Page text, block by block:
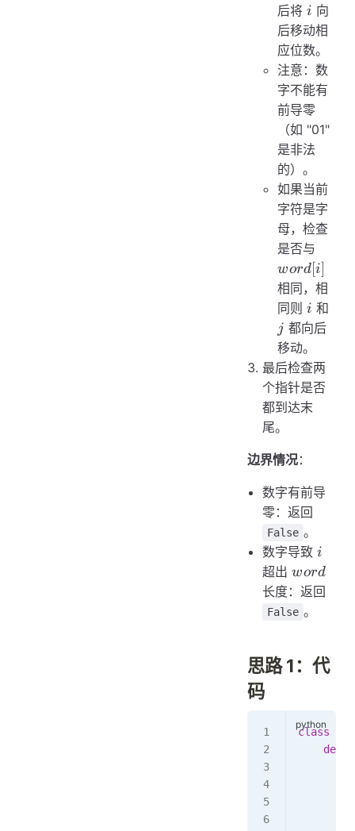
后将i
i 向
后移动相
应位数。
注意：数
字不能有
前导零
（如 "01"
是非法
的）。
如果当前
字符是字
母，检查
是否与
word[i]
相同，相
同则i
i 和
j 都向后
移动。
最后检查两
个指针是否
都到达末
尾。
边界情况：
数字有前导
零：返回
False 。
数字导致i
i
超出word
word
长度：返回
False 。
思路 1：代
码
class
    def